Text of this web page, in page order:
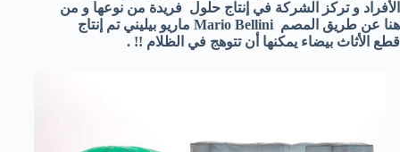
الأفراد و تركز الشركة في إنتاج حلول فريدة من نوعها و من
هنا عن طريق المصم Mario Bellini ماريو بيليني تم إنتاج
قطع الأثاث بيضاء يمكنها أن تتوهج في الظلام !! .